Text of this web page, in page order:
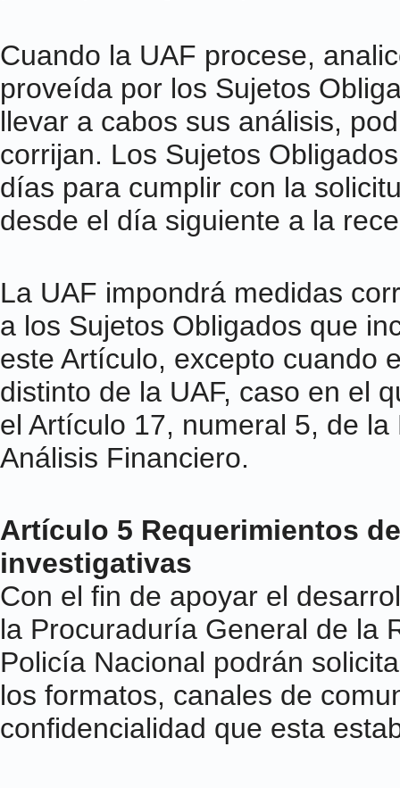
Cuando la UAF procese,
proveída por los Sujetos
llevar a cabos sus análisis,
corrijan. Los Sujetos
días para cumplir con la
desde el día siguiente a la
La UAF impondrá medidas
a los Sujetos Obligados que
este Artículo, excepto cuando
distinto de la UAF, caso en el
el Artículo 17, numeral 5, de
Análisis Financiero.
Artículo 5 Requerimientos
investigativas
Con el fin de apoyar el
la Procuraduría General de la
Policía Nacional podrán
los formatos, canales de
confidencialidad que esta